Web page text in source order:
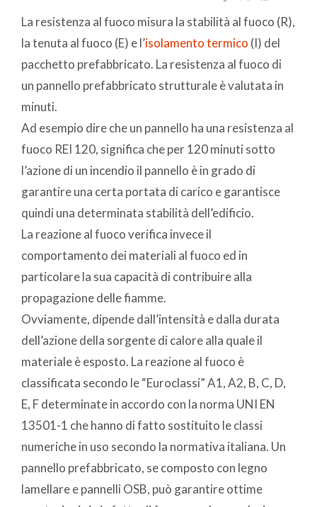
La resistenza al fuoco misura la stabilità al fuoco (R),
la tenuta al fuoco (E) e l’isolamento termico (I) del
pacchetto prefabbricato. La resistenza al fuoco di
un pannello prefabbricato strutturale è valutata in
minuti.
Ad esempio dire che un pannello ha una resistenza al
fuoco REI 120, significa che per 120 minuti sotto
l’azione di un incendio il pannello è in grado di
garantire una certa portata di carico e garantisce
quindi una determinata stabilità dell’edificio.
La reazione al fuoco verifica invece il
comportamento dei materiali al fuoco ed in
particolare la sua capacità di contribuire alla
propagazione delle fiamme.
Ovviamente, dipende dall’intensità e dalla durata
dell’azione della sorgente di calore alla quale il
materiale è esposto. La reazione al fuoco è
classificata secondo le “Euroclassi” A1, A2, B, C, D,
E, F determinate in accordo con la norma UNI EN
13501-1 che hanno di fatto sostituito le classi
numeriche in uso secondo la normativa italiana. Un
pannello prefabbricato, se composto con legno
lamellare e pannelli OSB, può garantire ottime